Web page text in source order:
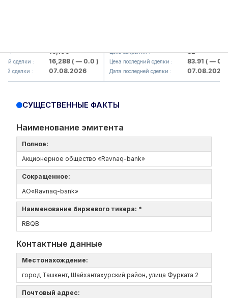
: 16,100
сделки : 16,288( — 0.0 )
сделки : 07.08.2026
Цена закрытия : 82
Цена последний сделки : 83.91( — 0.0 )
Дата последней сделки : 07.08.2026
СУЩЕСТВЕННЫЕ ФАКТЫ
Наименование эмитента
Полное:
Акционерное общество «Ravnaq-bank»
Сокращенное:
АО«Ravnaq-bank»
Наименование биржевого тикера: *
RBQB
Контактные данные
Местонахождение:
город Ташкент, Шайхантахурский район, улица Фурката 2
Почтовый адрес: